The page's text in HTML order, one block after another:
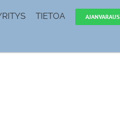
TIETOA AJANVARAUS